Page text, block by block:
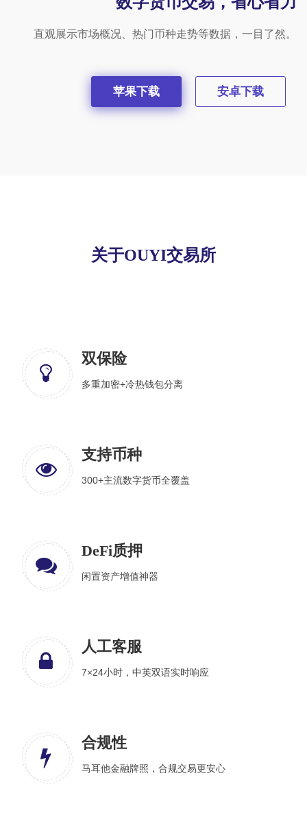
直观展示市场概况、热门币种走势等数据，一目了然。
苹果下载 安卓下载
关于OUYI交易所
双保险
多重加密+冷热钱包分离
支持币种
300+主流数字货币全覆盖
DeFi质押
闲置资产增值神器
人工客服
7×24小时，中英双语实时响应
合规性
马耳他金融牌照，合规交易更安心